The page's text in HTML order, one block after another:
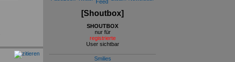
[Shoutbox]
SHOUTBOX
nur für
registrierte
User sichtbar
Smilies